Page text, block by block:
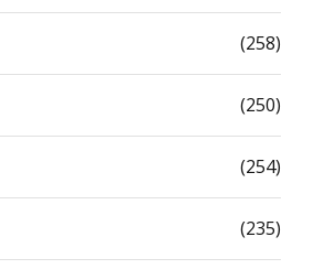
(258)
(250)
(254)
(235)